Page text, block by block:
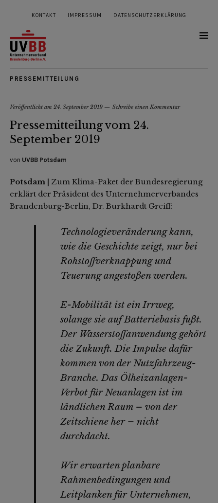
KONTAKT IMPRESSUM DATENSCHUTZERKLÄRUNG
PRESSEMITTEILUNG
Veröffentlicht am 24. September 2019 Schreibe einen Kommentar
Pressemitteilung vom 24.
September 2019
von UVBB Potsdam
Potsdam | Zum Klima-Paket der Bundesregierung
erklärt der Präsident des Unternehmerverbandes
Brandenburg-Berlin, Dr. Burkhardt Greiff:
Technologieveränderung kann,
wie die Geschichte zeigt, nur bei
Rohstoffverknappung und
Teuerung angestoßen werden.
E-Mobilität ist ein Irrweg,
solange sie auf Batteriebasis fußt.
Der Wasserstoffanwendung gehört
die Zukunft. Die Impulse dafür
kommen von der Nutzfahrzeug-
Branche. Das Ölheizanlagen-
Verbot für Neuanlagen ist im
ländlichen Raum – von der
Zeitschiene her – nicht
durchdacht.
Wir erwarten planbare
Rahmenbedingungen und
Leitplanken für Unternehmen,